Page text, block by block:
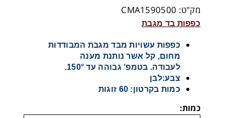
מק"ט: CMA1590500
כפפות בד מגבת
כפפות עשויות מבד מגבת המבודדות
מחום, קל אשר נותנת מענה
לעבודה. בטמפ‘ גבוהה עד 150°.
צבע:לבן
כמות בקרטון: 60 זוגות
כמות: